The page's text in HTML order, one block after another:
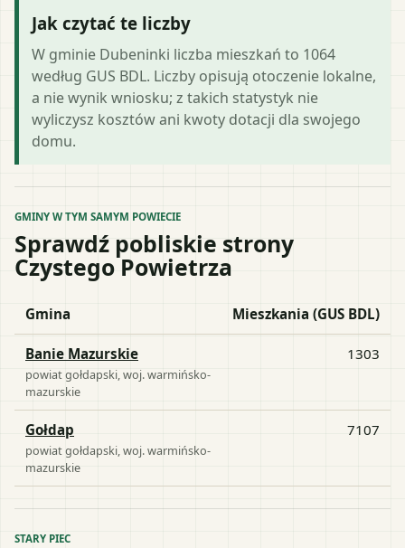
Jak czytać te liczby
W gminie Dubeninki liczba mieszkań to 1064
według GUS BDL. Liczby opisują otoczenie lokalne,
a nie wynik wniosku; z takich statystyk nie
wyliczysz kosztów ani kwoty dotacji dla swojego
domu.
GMINY W TYM SAMYM POWIECIE
Sprawdź pobliskie strony
Czystego Powietrza
Gmina Mieszkania (GUS BDL)
Banie Mazurskie
powiatgołdapski , woj.warmińsko-
mazurskie
1303
Gołdap
powiatgołdapski , woj.warmińsko-
mazurskie
7107
STARY PIEC